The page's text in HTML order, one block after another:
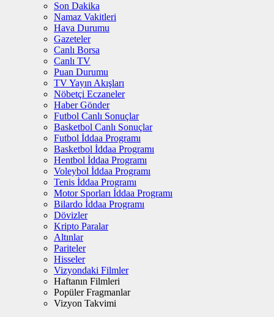
Son Dakika
Namaz Vakitleri
Hava Durumu
Gazeteler
Canlı Borsa
Canlı TV
Puan Durumu
TV Yayın Akışları
Nöbetçi Eczaneler
Haber Gönder
Futbol Canlı Sonuçlar
Basketbol Canlı Sonuçlar
Futbol İddaa Programı
Basketbol İddaa Programı
Hentbol İddaa Programı
Voleybol İddaa Programı
Tenis İddaa Programı
Motor Sporları İddaa Programı
Bilardo İddaa Programı
Dövizler
Kripto Paralar
Altınlar
Pariteler
Hisseler
Vizyondaki Filmler
Haftanın Filmleri
Popüler Fragmanlar
Vizyon Takvimi